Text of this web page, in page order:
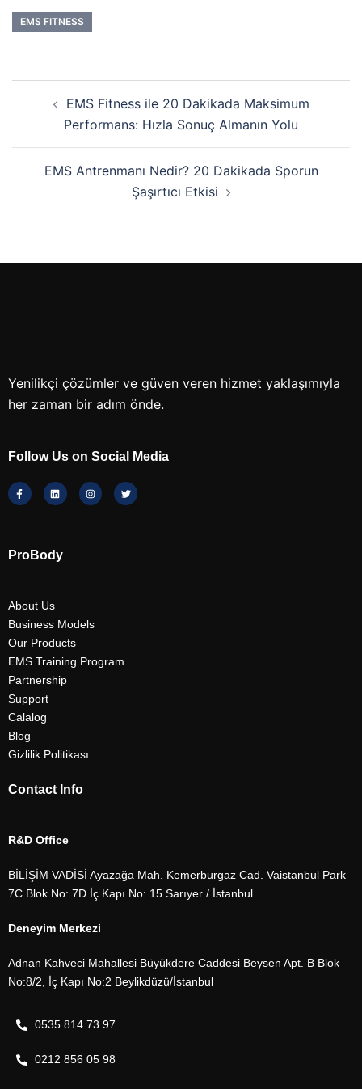
EMS FITNESS
EMS Fitness ile 20 Dakikada Maksimum
Performans: Hızla Sonuç Almanın Yolu
EMS Antrenmanı Nedir? 20 Dakikada Sporun
Şaşırtıcı Etkisi
Yenilikçi çözümler ve güven veren hizmet yaklaşımıyla
her zaman bir adım önde.
Follow Us on Social Media
ProBody
About Us
Business Models
Our Products
EMS Training Program
Partnership
Support
Calalog
Blog
Gizlilik Politikası
Contact Info
R&D Office
BİLİŞİM VADİSİ Ayazağa Mah. Kemerburgaz Cad. Vaistanbul Park
7C Blok No: 7D İç Kapı No: 15 Sarıyer / İstanbul
Deneyim Merkezi
Adnan Kahveci Mahallesi Büyükdere Caddesi Beysen Apt. B Blok
No:8/2, İç Kapı No:2 Beylikdüzü/İstanbul
0535 814 73 97
0212 856 05 98